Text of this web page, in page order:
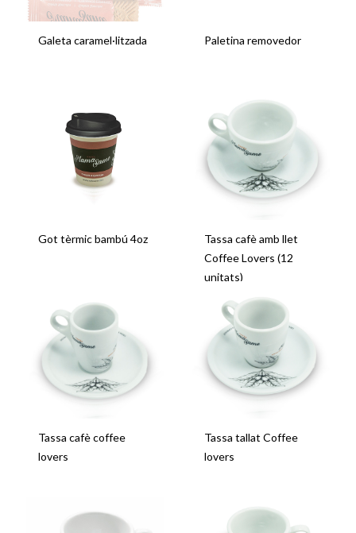
Galeta caramel·litzada Paletina removedor
Got tèrmic bambú 4oz
Tassa cafè amb llet
Coffee Lovers (12
unitats)
Tassa cafè coffee
lovers
Tassa tallat Coffee
lovers